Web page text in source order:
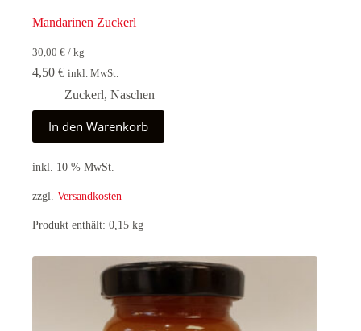
Mandarinen Zuckerl
30,00 € / kg
4,50 € inkl. MwSt.
Zuckerl, Naschen
In den Warenkorb
inkl. 10 % MwSt.
zzgl. Versandkosten
Produkt enthält: 0,15 kg